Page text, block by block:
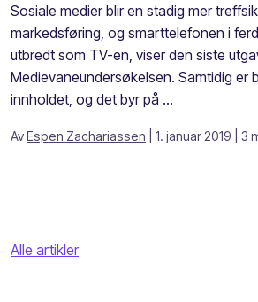
Sosiale medier blir en stadig mer
markedsføring, og smarttelefonen i
utbredt som TV-en, viser den siste
Medievaneundersøkelsen. Samtidig er
innholdet, og det byr på ...
AvEspen Zachariassen | 1. januar 2019 | 3
Alle artikler